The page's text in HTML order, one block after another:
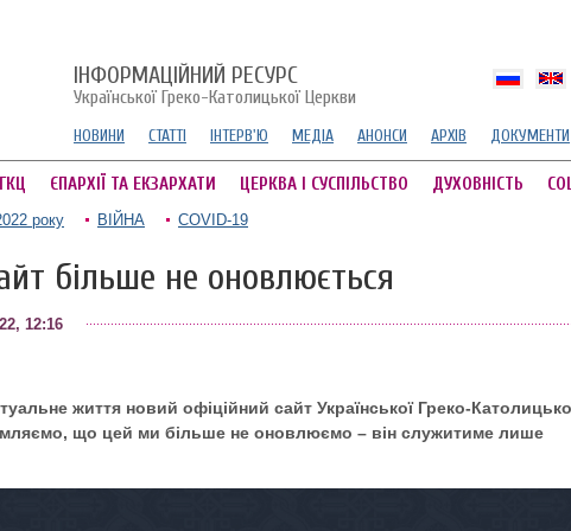
ІНФОРМАЦІЙНИЙ РЕСУРС
Української Греко-Католицької Церкви
НОВИНИ СТАТТІ ІНТЕРВ'Ю МЕДІА АНОНСИ АРХІВ ДОКУМЕНТИ
ЄПАРХІЇ ТА ЕКЗАРХАТИ ЦЕРКВА І СУСПІЛЬСТВО ДУХОВНІСТЬ
року ВІЙНА COVID-19
більше не оновлюється
12:16
життя новий офіційний сайт Української Греко-
що цей ми більше не оновлюємо – він служитиме лише